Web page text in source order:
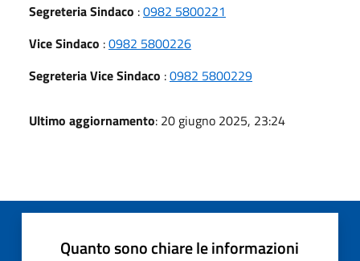
Segreteria Sindaco :0982 5800221
Vice Sindaco :0982 5800226
Segreteria Vice Sindaco :0982 5800229
Ultimo aggiornamento: 20 giugno 2025, 23:24
Quanto sono chiare le informazioni